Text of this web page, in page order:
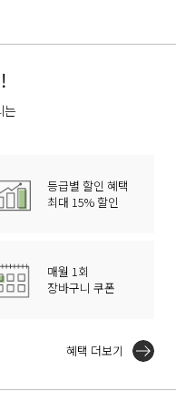
는
등급별 할인 혜택
최대 15% 할인
매월 1회
장바구니 쿠폰
혜택 더보기